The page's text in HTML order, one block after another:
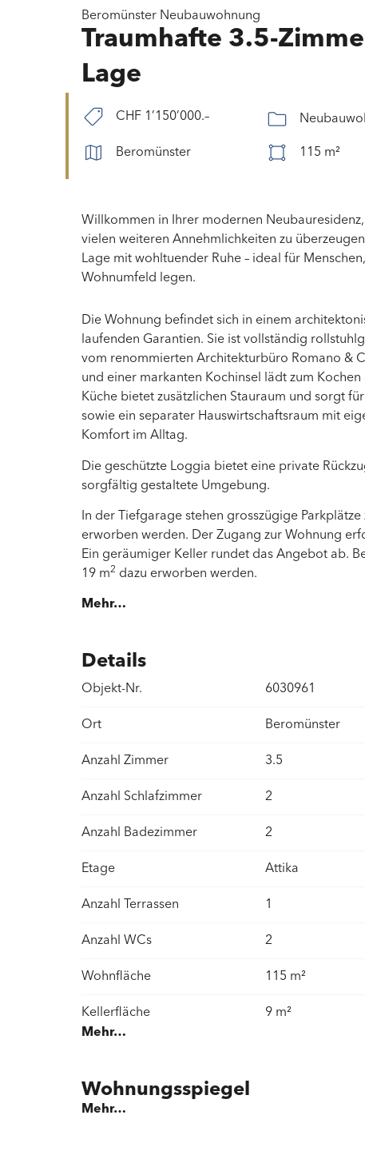
Beromünster Neubauwohnung
Traumhafte 3.5-
Lage
CHF 1’150’000.–
Beromünster 115 m²
Willkommen in Ihrer modernen
vielen weiteren Annehmlichkeiten zu
Lage mit wohltuender Ruhe – ideal für
Wohnumfeld legen.
Die Wohnung befindet sich in einem
laufenden Garantien. Sie ist vollständig
vom renommierten Architekturbüro Romano &
und einer markanten Kochinsel lädt zum
Küche bietet zusätzlichen Stauraum und sorgt
sowie ein separater Hauswirtschaftsraum mit
Komfort im Alltag.
Die geschützte Loggia bietet eine private
sorgfältig gestaltete Umgebung.
In der Tiefgarage stehen grosszügige
erworben werden. Der Zugang zur Wohnung
Ein geräumiger Keller rundet das Angebot ab.
19 m2 dazu erworben werden.
Mehr…
Details
Objekt-Nr. 6030961
Ort Beromünster
Anzahl Zimmer 3.5
Anzahl Schlafzimmer 2
Anzahl Badezimmer 2
Etage Attika
Anzahl Terrassen 1
Anzahl WCs 2
Wohnfläche 115 m²
Kellerfläche 9 m²
Umgebung
Mehr…
Wohnungsspiegel
Mehr…